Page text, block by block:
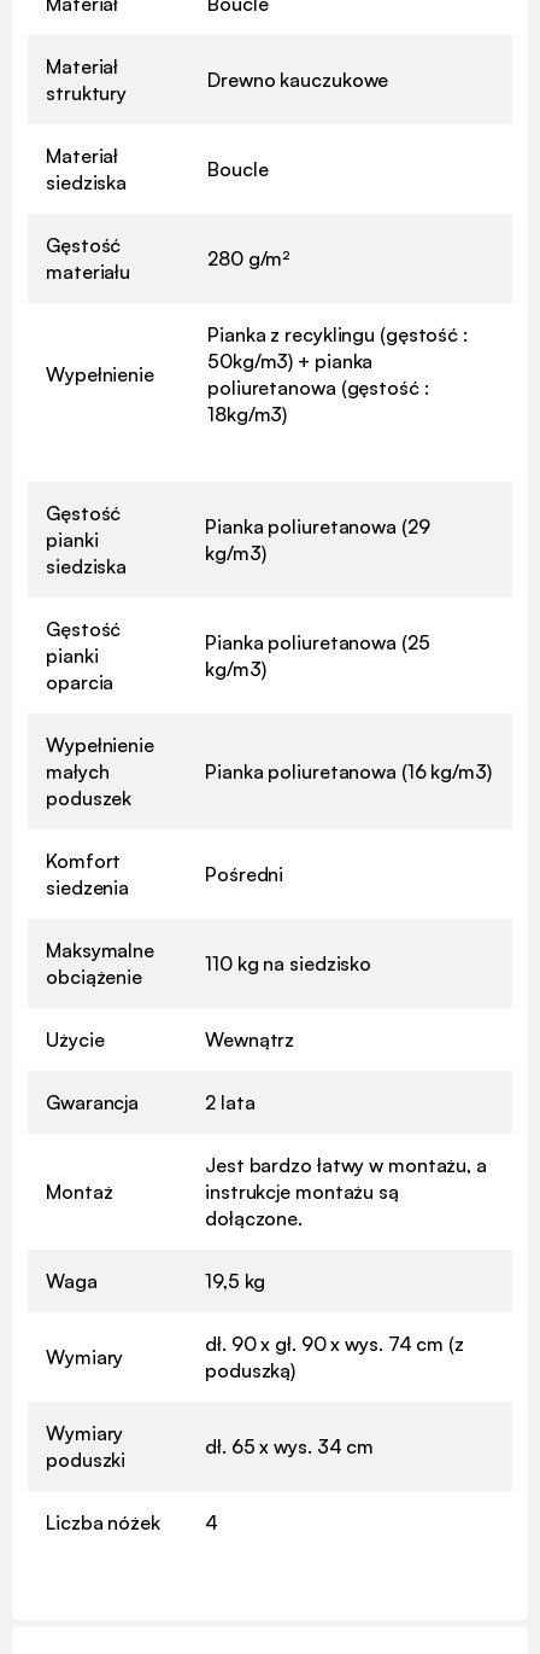
Materiał
struktury
Drewno kauczukowe
Materiał
siedziska
Boucle
Gęstość
materiału
280 g/m²
Wypełnienie
Pianka z recyklingu (gęstość :
50kg/m3) + pianka
poliuretanowa (gęstość :
18kg/m3)
Gęstość
pianki
siedziska
Pianka poliuretanowa (29
kg/m3)
Gęstość
pianki
oparcia
Pianka poliuretanowa (25
kg/m3)
Wypełnienie
małych
poduszek
Pianka poliuretanowa (16 kg/m3)
Komfort
siedzenia
Pośredni
Maksymalne
obciążenie
110 kg na siedzisko
Użycie Wewnątrz
Gwarancja 2 lata
Montaż
Jest bardzo łatwy w montażu, a
instrukcje montażu są
dołączone.
Waga 19,5 kg
Wymiary
dł. 90 x gł. 90 x wys. 74 cm (z
poduszką)
Wymiary
poduszki
dł. 65 x wys. 34 cm
Liczba nóżek 4